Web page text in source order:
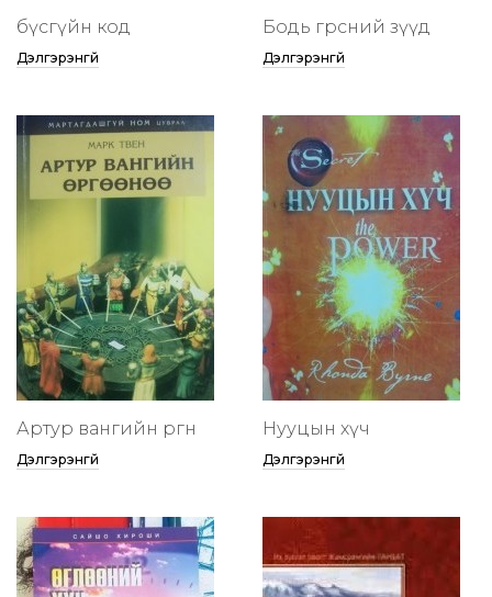
бүсгүйн код
Дэлгэрэнгүй
Бодь гөрөөсний зүүд
Дэлгэрэнгүй
Артур вангийн өргөөнөө
Дэлгэрэнгүй
Нууцын хүч
Дэлгэрэнгүй